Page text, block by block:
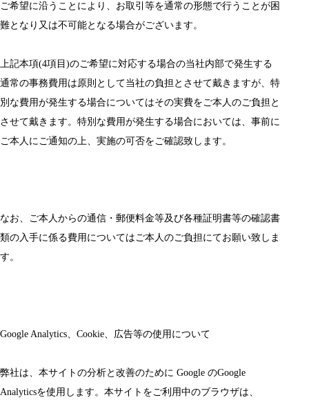
ご希望に沿うことにより、お取引等を通常の形態で行うことが困
難となり又は不可能となる場合がございます。
上記本項(4項目)のご希望に対応する場合の当社内部で発生する
通常の事務費用は原則として当社の負担とさせて戴きますが、特
別な費用が発生する場合についてはその実費をご本人のご負担と
させて戴きます。特別な費用が発生する場合においては、事前に
ご本人にご通知の上、実施の可否をご確認致します。
なお、ご本人からの通信・郵便料金等及び各種証明書等の確認書
類の入手に係る費用についてはご本人のご負担にてお願い致しま
す。
Google Analytics、Cookie、広告等の使用について
弊社は、本サイトの分析と改善のために Google のGoogle
Analyticsを使用します。本サイトをご利用中のブラウザは、